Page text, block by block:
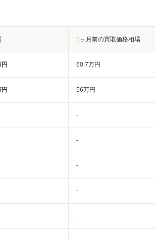
1ヶ月前の買取価格相場
60.7万円
56万円
-
-
-
-
-